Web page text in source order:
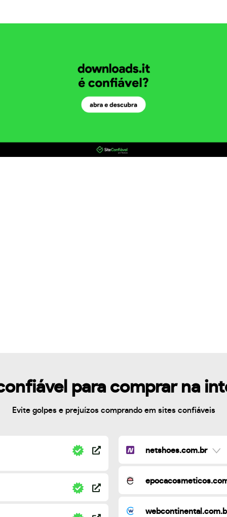
para comprar na
Evite golpes e prejuízos comprando em sites confiáveis
netshoes.com.br